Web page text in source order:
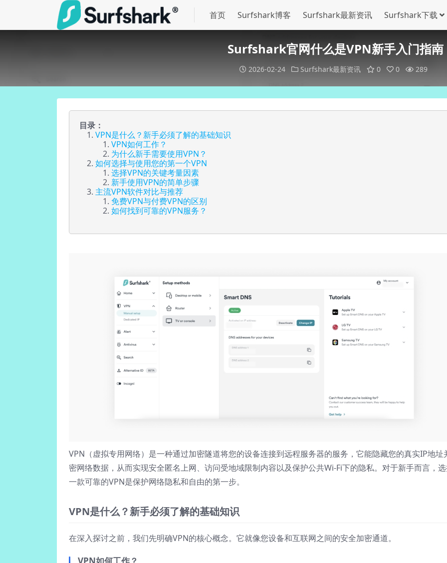
首页 Surfshark博客 Surfshark最新资讯 Surfshark下载
Surfshark官网什么是VPN新手入门指南
2026-02-24 Surfshark最新资讯 0 0 289
目录：
VPN是什么？新手必须了解的基础知识
VPN如何工作？
为什么新手需要使用VPN？
如何选择与使用您的第一个VPN
选择VPN的关键考量因素
新手使用VPN的简单步骤
主流VPN软件对比与推荐
免费VPN与付费VPN的区别
如何找到可靠的VPN服务？
VPN（虚拟专用网络）是一种通过加密隧道将您的设备连接到远程服务器的服务，它能隐藏您的真实IP地址
密网络数据，从而实现安全匿名上网、访问受地域限制内容以及保护公共Wi-Fi下的隐私。对于新手而言，
一款可靠的VPN是保护网络隐私和自由的第一步。
VPN是什么？新手必须了解的基础知识
在深入探讨之前，我们先明确VPN的核心概念。它就像您设备和互联网之间的安全加密通道。